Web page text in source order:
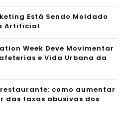
Está Sendo Moldado
Artificial
Week Deve Movimentar
e Vida Urbana da
como aumentar
das taxas abusivas dos